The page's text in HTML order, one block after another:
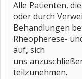
Alle Patienten,
oder durch
Behandlungen
Rheopherese-
auf, sich
uns
teilzunehmen.